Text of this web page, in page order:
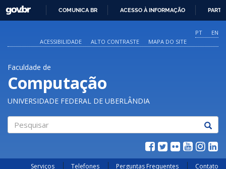
O
CONTEÚDO
GOVBR
COMUNICA BR ACESSO À INFORMAÇÃO
PT
EN
ACESSIBILIDADE
ALTO CONTRASTE MAPA DO SITE
Faculdade de
Computação
UNIVERSIDADE FEDERAL DE UBERLÂNDIA
Serviços Telefones Perguntas Frequentes
Contato